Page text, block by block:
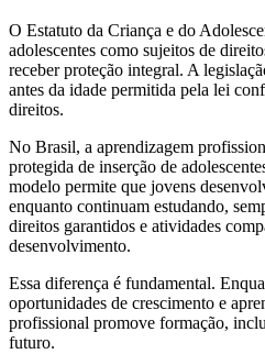
O Estatuto da Criança e do
adolescentes como sujeitos de
receber proteção integral. A
antes da idade permitida pela lei
direitos.
No Brasil, a aprendizagem
protegida de inserção de
modelo permite que jovens
enquanto continuam estudando,
direitos garantidos e atividades
desenvolvimento.
Essa diferença é fundamental.
oportunidades de crescimento e
profissional promove formação,
futuro.